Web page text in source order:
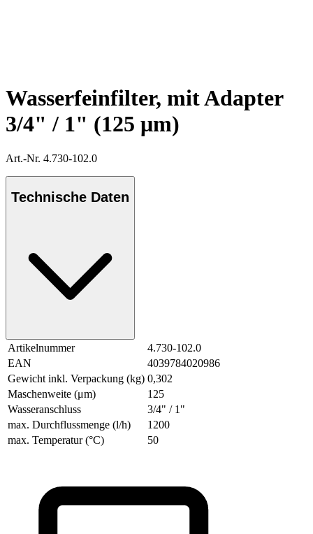
Wasserfeinfilter, mit Adapter
3/4" / 1" (125 μm)
Art.-Nr. 4.730-102.0
Technische Daten
Artikelnummer
4.730-102.0
EAN
4039784020986
Gewicht inkl. Verpackung (kg) 0,302
Maschenweite (μm)
125
Wasseranschluss
3/4" / 1"
max. Durchflussmenge (l/h)
1200
max. Temperatur (°C)
50